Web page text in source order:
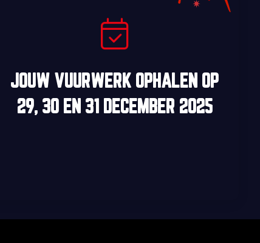
JOUW VUURWERK OPHALEN OP
29, 30EN 31 DECEMBER 2025